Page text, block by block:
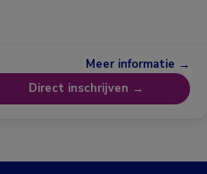
Meer informatie →
Direct inschrijven →